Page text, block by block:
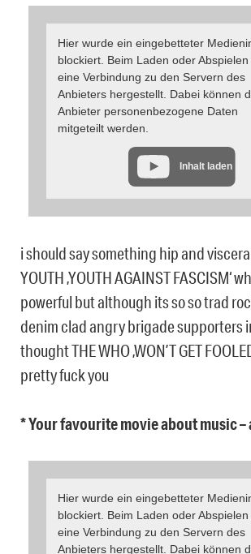
Hier wurde ein eingebetteter
blockiert. Beim Laden oder Abspielen
eine Verbindung zu den Servern des
Anbieters hergestellt. Dabei können
Anbieter personenbezogene Daten
mitgeteilt werden.
Inhalt laden
i should say something hip and
YOUTH ‚YOUTH AGAINST FASCISM‘
powerful but although its so so trad
denim clad angry brigade supporters
thought THE WHO ‚WON’T GET
pretty fuck you
* Your favourite movie about music –
Hier wurde ein eingebetteter
blockiert. Beim Laden oder Abspielen
eine Verbindung zu den Servern des
Anbieters hergestellt. Dabei können